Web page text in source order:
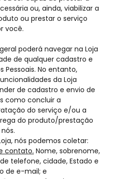
ou, ainda, viabilizar a
ou prestar o serviço
você.
poderá navegar na Loja
de qualquer cadastro e
Pessoais. No entanto,
da Loja
de cadastro e envio de
como concluir a
do serviço e/ou a
do produto/prestação
nós podemos coletar:
contato. Nome, sobrenome,
telefone, cidade, Estado e
de e-mail; e